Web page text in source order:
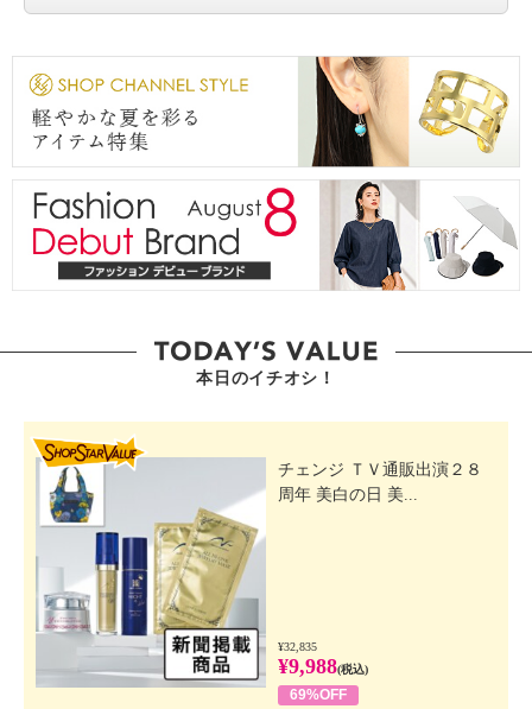
本日のイチオシ！
チェンジ ＴＶ通販出演２８
周年 美白の日 美...
¥32,835
¥9,988(税込)
69%OFF